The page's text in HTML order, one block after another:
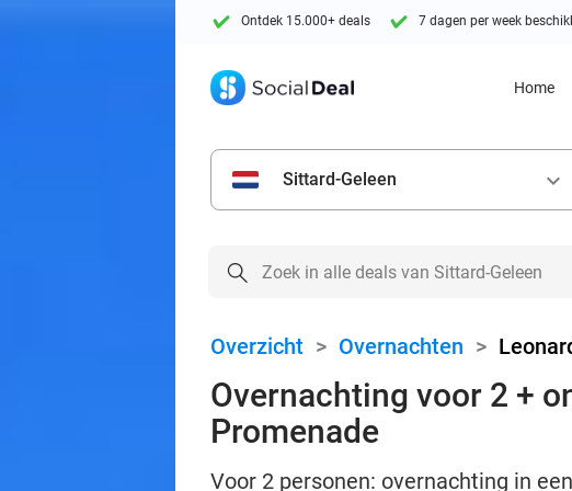
Ontdek 15.000+ deals 7 dagen per week
Home
Sittard-Geleen keyboard_arrow_down
Overzicht > Overnachten >
Overnachting voor 2 +
Promenade
Voor 2 personen: overnachting in